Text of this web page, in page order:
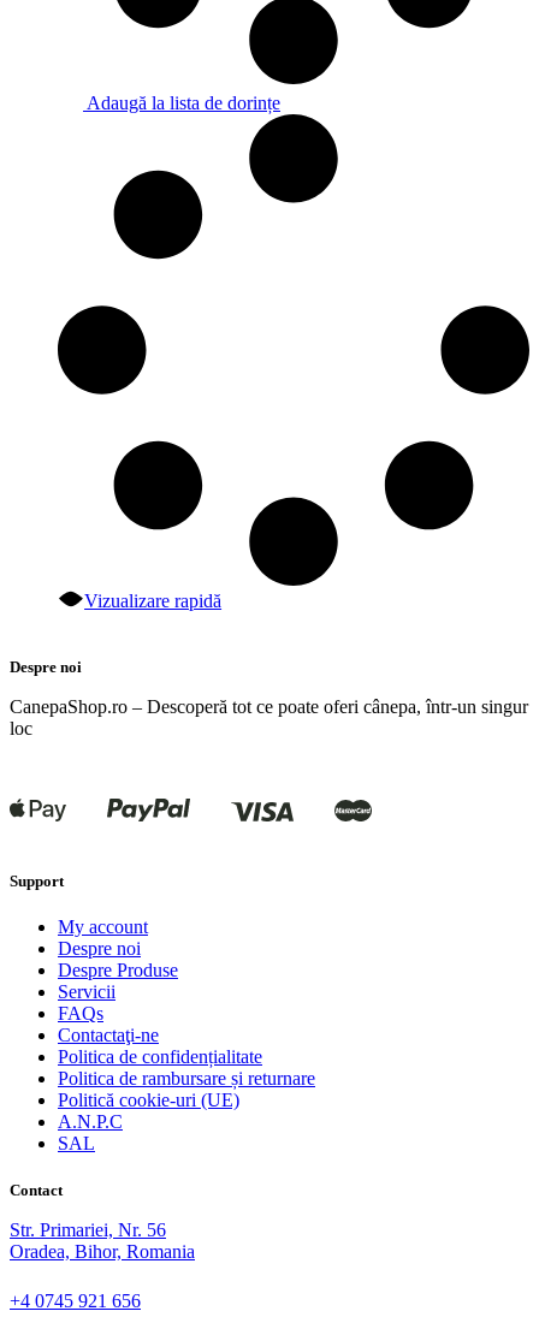
Adaugă la lista de dorințe
Vizualizare rapidă
Despre noi
CanepaShop.ro – Descoperă tot ce poate oferi cânepa, într-un singur
loc
Support
My account
Despre noi
Despre Produse
Servicii
FAQs
Contactaţi-ne
Politica de confidențialitate
Politica de rambursare și returnare
Politică cookie-uri (UE)
A.N.P.C
SAL
Contact
Str. Primariei, Nr. 56
Oradea, Bihor, Romania
+4 0745 921 656